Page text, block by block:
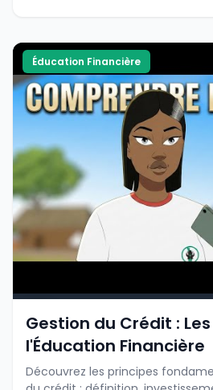
Éducation Financière
Gestion du Crédit :
l'Éducation Financière
Découvrez les principes